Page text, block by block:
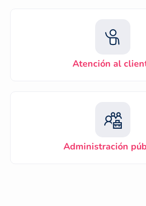
Atención al
Administración